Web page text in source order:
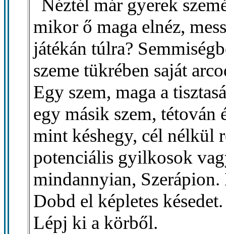
Néztél már gyerek
mikor ő maga elnéz,
játékán túlra?
szeme tükrében saját
Egy szem, maga a
egy másik szem, tétován
mint késhegy, cél nélkül
potenciális gyilkosok
mindannyian,
Dobd el képletes
Lépj ki a körből.